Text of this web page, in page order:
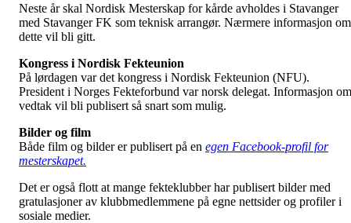
Neste år skal Nordisk Mesterskap for kårde avholdes i Stavanger
med Stavanger FK som teknisk arrangør. Nærmere informasjon om
dette vil bli gitt.
Kongress i Nordisk Fekteunion
På lørdagen var det kongress i Nordisk Fekteunion (NFU).
President i Norges Fekteforbund var norsk delegat. Informasjon om
vedtak vil bli publisert så snart som mulig.
Bilder og film
Både film og bilder er publisert på en egen Facebook-profil for
mesterskapet.
Det er også flott at mange fekteklubber har publisert bilder med
gratulasjoner av klubbmedlemmene på egne nettsider og profiler i
sosiale medier.